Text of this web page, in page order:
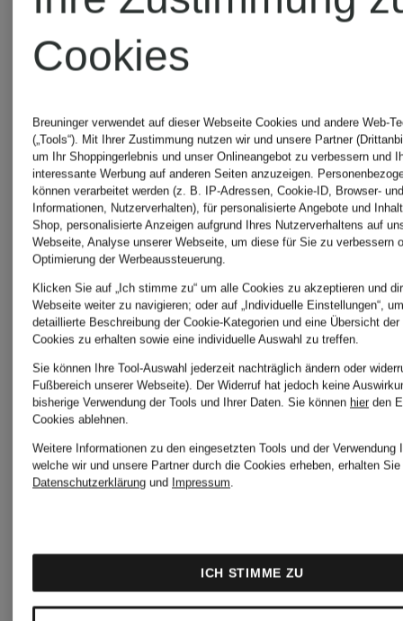
ROCCA
CODELLO
dea
kudibal
heidi
klein
LANVIN
MaxMara
STAND
STUDIO
SUNDEK
ZEGNA
Cookies
Breuninger verwendet auf dieser Webseite Cookies und andere Web-
(„Tools“). Mit Ihrer Zustimmung nutzen wir und unsere Partner
um Ihr Shoppingerlebnis und unser Onlineangebot zu verbessern und
interessante Werbung auf anderen Seiten anzuzeigen.
können verarbeitet werden (z. B. IP-Adressen, Cookie-ID, Browser-
Informationen, Nutzerverhalten), für personalisierte Angebote und
Shop, personalisierte Anzeigen aufgrund Ihres Nutzerverhaltens auf
Webseite, Analyse unserer Webseite, um diese für Sie zu verbessern
Optimierung der Werbeaussteuerung.
Klicken Sie auf „Ich stimme zu“ um alle Cookies zu akzeptieren und
Webseite weiter zu navigieren; oder auf „Individuelle Einstellungen“,
detaillierte Beschreibung der Cookie-Kategorien und eine Übersicht
Cookies zu erhalten sowie eine individuelle Auswahl zu treffen.
Sie können Ihre Tool-Auswahl jederzeit nachträglich ändern oder
Fußbereich unserer Webseite). Der Widerruf hat jedoch keine
bisherige Verwendung der Tools und Ihrer Daten. Sie können hier den
Cookies ablehnen.
Weitere Informationen zu den eingesetzten Tools und der Verwendung
welche wir und unsere Partner durch die Cookies erheben, erhalten
Datenschutzerklärung und Impressum.
ICH STIMME ZU